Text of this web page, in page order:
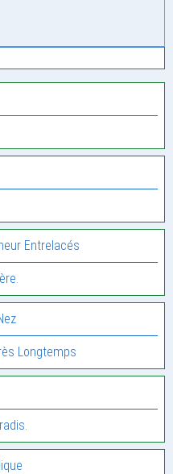
Entrelacés
Longtemps